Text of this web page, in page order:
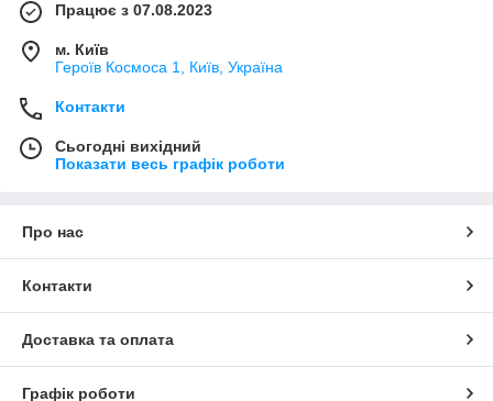
Працює з 07.08.2023
м. Київ
Героїв Космоса 1, Київ, Україна
Контакти
Сьогодні вихідний
Показати весь графік роботи
Про нас
Контакти
Доставка та оплата
Графік роботи